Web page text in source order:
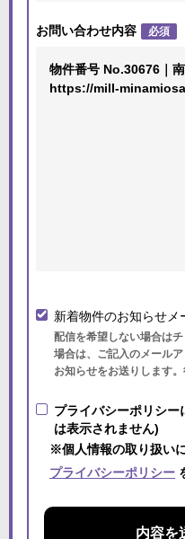
お問い合わせ内容 必須
新着物件のお知らせメ
配信を希望しない場合は
場合は、ご記入のメール
お知らせをお送りします
プライバシーポリシ
は表示されません)
※個人情報の取り扱い
プライバシーポリシー
内容を